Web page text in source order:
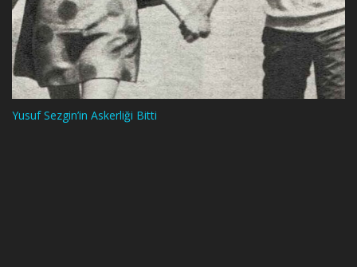
Yusuf Sezgin’in Askerliği Bitti